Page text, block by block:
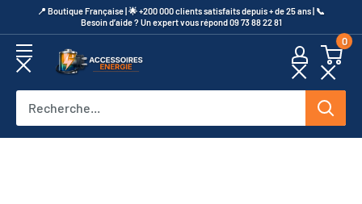
au
contenu
​📍​ Boutique Française | 🌟 +200 000 clients satisfaits depuis + de 25 ans | 📞​
Besoin d’aide ? Un expert vous répond 09 73 88 22 81
Accessoires
0